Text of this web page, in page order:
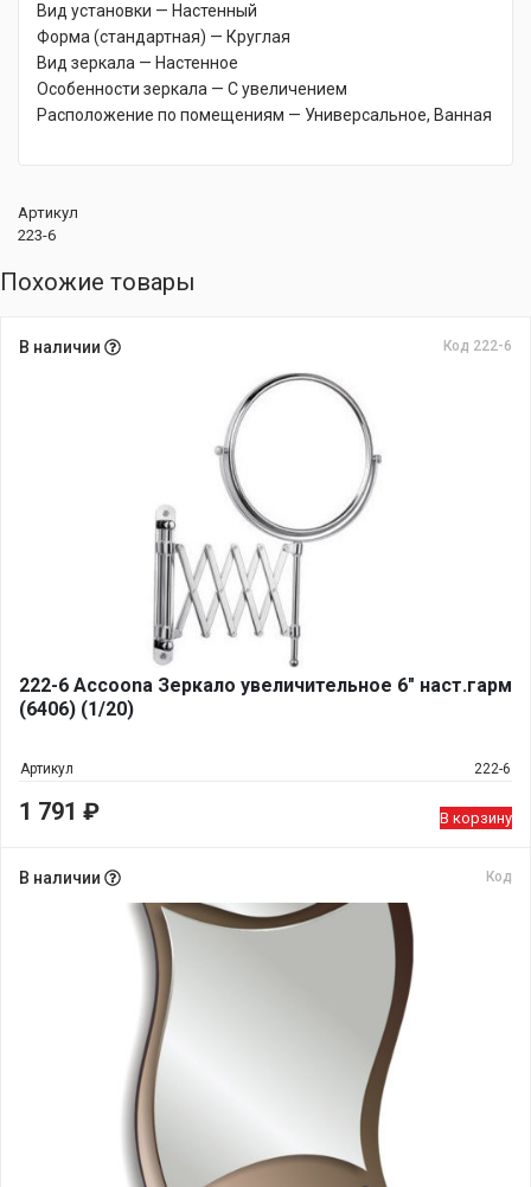
Вид установки — Настенный
Форма (стандартная) — Круглая
Вид зеркала — Настенное
Особенности зеркала — С увеличением
Расположение по помещениям — Универсальное, Ванная
Артикул
223-6
Похожие товары
В наличии Код 222-6
222-6 Accoona Зеркало увеличительное 6" наст.гарм
(6406) (1/20)
Артикул 222-6
1 791 ₽ В корзину
В наличии Код